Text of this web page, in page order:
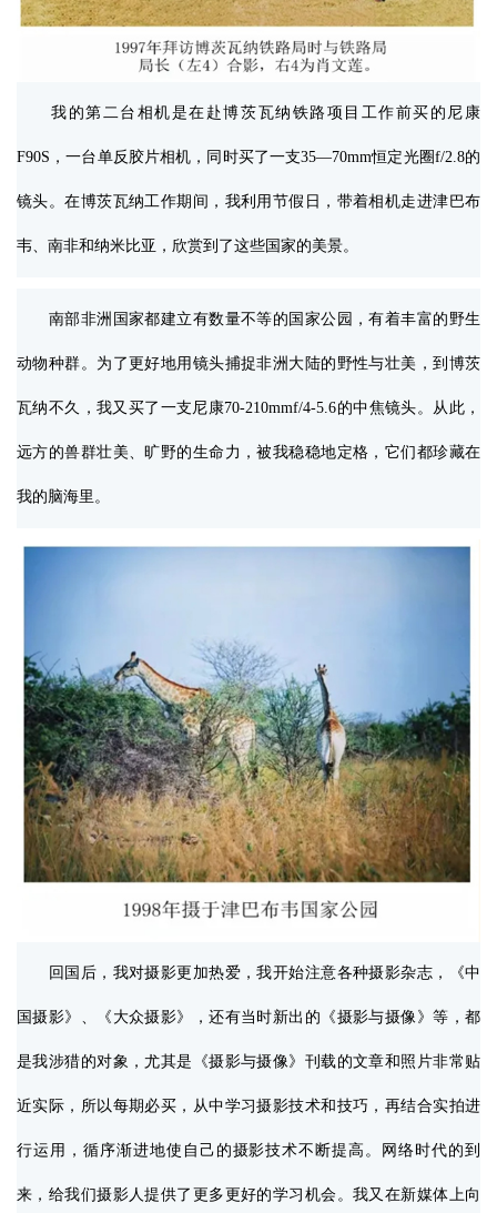
我的第二台相机是在赴博茨瓦纳铁路项目工作前买的尼康
F90S，一台单反胶片相机，同时买了一支35—70mm恒定光圈f/2.8的
镜头。在博茨瓦纳工作期间，我利用节假日，带着相机走进津巴布
韦、南非和纳米比亚，欣赏到了这些国家的美景。
南部非洲国家都建立有数量不等的国家公园，有着丰富的野生
动物种群。为了更好地用镜头捕捉非洲大陆的野性与壮美，到博茨
瓦纳不久，我又买了一支尼康70-210mmf/4-5.6的中焦镜头。从此，
远方的兽群壮美、旷野的生命力，被我稳稳地定格，它们都珍藏在
我的脑海里。
回国后，我对摄影更加热爱，我开始注意各种摄影杂志，《中
国摄影》、《大众摄影》，还有当时新出的《摄影与摄像》等，都
是我涉猎的对象，尤其是《摄影与摄像》刊载的文章和照片非常贴
近实际，所以每期必买，从中学习摄影技术和技巧，再结合实拍进
行运用，循序渐进地使自己的摄影技术不断提高。网络时代的到
来，给我们摄影人提供了更多更好的学习机会。我又在新媒体上向